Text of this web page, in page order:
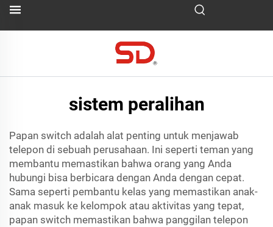
sistem peralihan
Papan switch adalah alat penting untuk menjawab
telepon di sebuah perusahaan. Ini seperti teman yang
membantu memastikan bahwa orang yang Anda
hubungi bisa berbicara dengan Anda dengan cepat.
Sama seperti pembantu kelas yang memastikan anak-
anak masuk ke kelompok atau aktivitas yang tepat,
papan switch memastikan bahwa panggilan telepon